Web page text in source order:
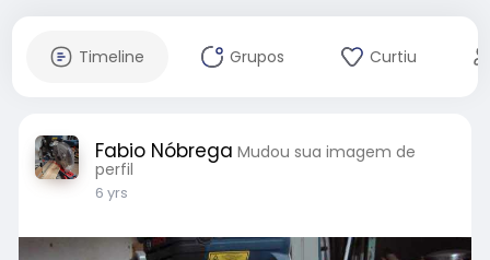
Timeline Grupos Curtiu
Fabio Nóbrega Mudou sua imagem de
perfil
6 yrs